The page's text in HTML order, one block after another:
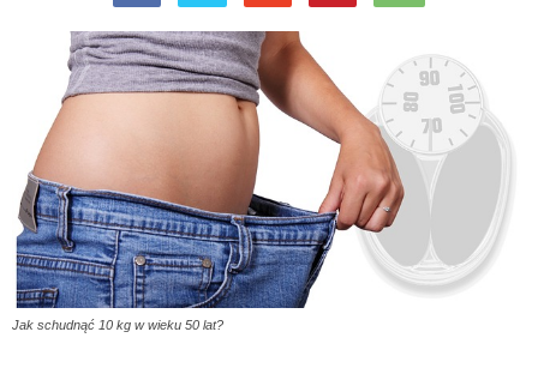
Jak schudnąć 10 kg w wieku 50 lat?